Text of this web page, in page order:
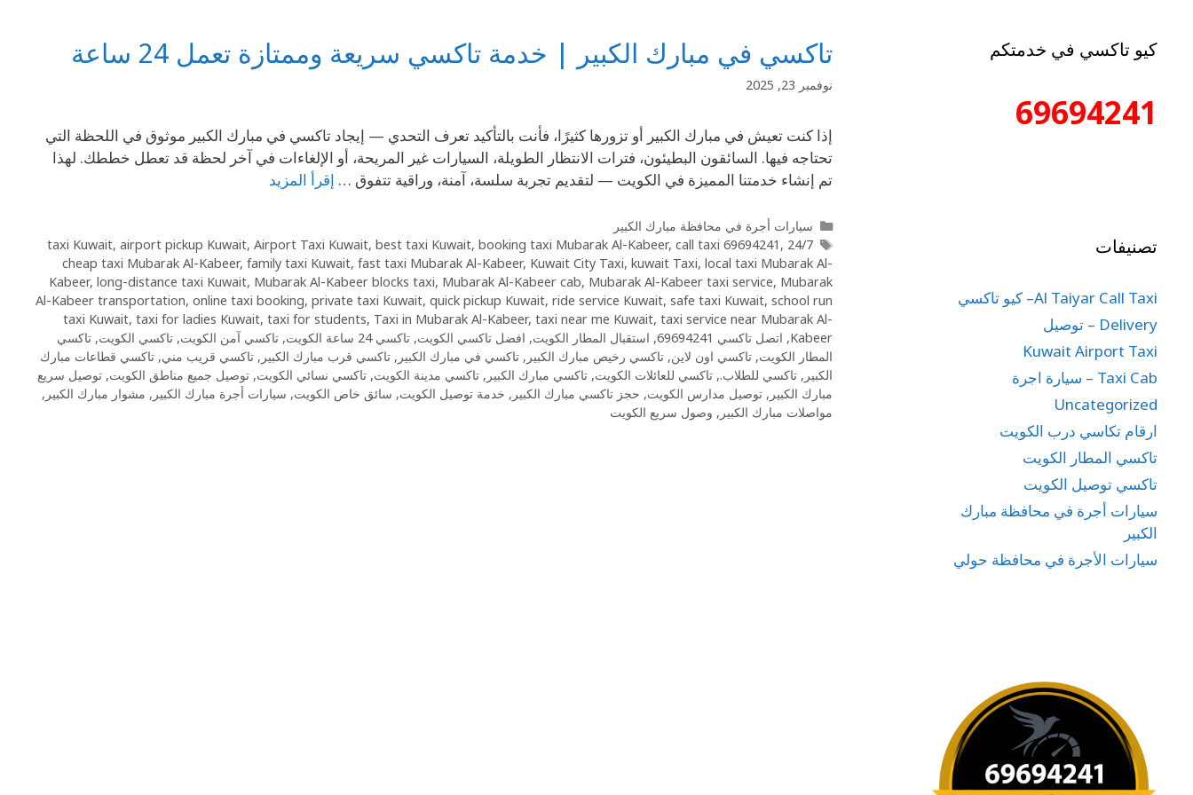
تاكسي في مبارك الكبير | خدمة تاكسي سريعة وممتازة تعمل 24 ساعة
نوفمبر 23, 2025
إذا كنت تعيش في مبارك الكبير أو تزورها كثيرًا، فأنت بالتأكيد تعرف التحدي — إيجاد تاكسي في مبارك الكبير موثوق في اللحظة التي
تحتاجه فيها. السائقون البطيئون، فترات الانتظار الطويلة، السيارات غير المريحة، أو الإلغاءات في آخر لحظة قد تعطل خططك. لهذا
تم إنشاء خدمتنا المميزة في الكويت — لتقديم تجربة سلسة، آمنة، وراقية تتفوق … إقرأ المزيد
سيارات أجرة في محافظة مبارك الكبير
24/7 taxi Kuwait
,airport pickup Kuwait,Airport Taxi Kuwait,best taxi Kuwait,booking taxi Mubarak Al-Kabeer,call taxi 69694241 ,
cheap taxi Mubarak Al-Kabeer, family taxi Kuwait, fast taxi Mubarak Al-Kabeer, Kuwait City Taxi, kuwait Taxi, local taxi Mubarak Al-
Kabeer, long-distance taxi Kuwait, Mubarak Al-Kabeer blocks taxi, Mubarak Al-Kabeer cab, Mubarak Al-Kabeer taxi service, Mubarak
Al-Kabeer transportation, online taxi booking, private taxi Kuwait, quick pickup Kuwait, ride service Kuwait, safe taxi Kuwait, school run
taxi Kuwait, taxi for ladies Kuwait, taxi for students, Taxi in Mubarak Al-Kabeer, taxi near me Kuwait, taxi service near Mubarak Al-
Kabeer
, اتصل تاكسي 69694241 , استقبال المطار الكويت, افضل تاكسي الكويت, تاكسي 24 ساعة الكويت , تاكسي آمن الكويت, تاكسي الكويت, تاكسي
المطار الكويت, تاكسي اون لاين, تاكسي رخيص مبارك الكبير , تاكسي في مبارك الكبير , تاكسي قرب مبارك الكبير , تاكسي قريب مني, تاكسي قطاعات مبارك
الكبير , تاكسي للطلاب., تاكسي للعائلات الكويت, تاكسي مبارك الكبير , تاكسي مدينة الكويت, تاكسي نسائي الكويت, توصيل جميع مناطق الكويت, توصيل سريع
مبارك الكبير , توصيل مدارس الكويت, حجز تاكسي مبارك الكبير , خدمة توصيل الكويت, سائق خاص الكويت, سيارات أجرة مبارك الكبير , مشوار مبارك الكبير ,
مواصلات مبارك الكبير , وصول سريع الكويت
كيو تاكسي في خدمتكم
69694241
تصنيفات
Al Taiyar Call Taxi– كيو تاكسي
Delivery – توصيل
Kuwait Airport Taxi
Taxi Cab – سيارة اجرة
Uncategorized
ارقام تكاسي درب الكويت
تاكسي المطار الكويت
تاكسي توصيل الكويت
سيارات أجرة في محافظة مبارك
الكبير
سيارات الأجرة في محافظة حولي